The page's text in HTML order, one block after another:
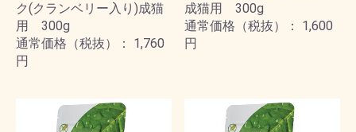
ク(クランベリー入り)成猫
用 300g
通常価格（税抜）： 1,760
円
成猫用 300g
通常価格（税抜）： 1,600
円